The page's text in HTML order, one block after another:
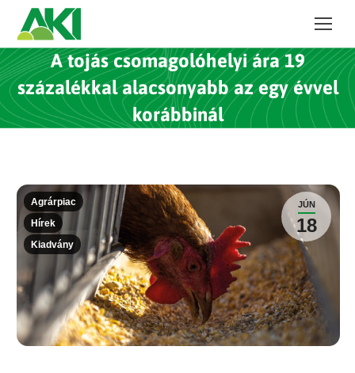
A tojás csomagolóhelyi ára 19
százalékkal alacsonyabb az egy évvel
korábbinál
JÚN
18
Agrárpiac
Hírek
Kiadvány